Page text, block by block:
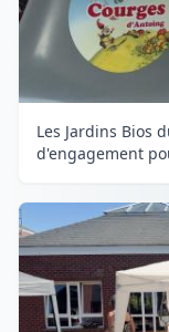
Les Jardins Bios
d'engagement